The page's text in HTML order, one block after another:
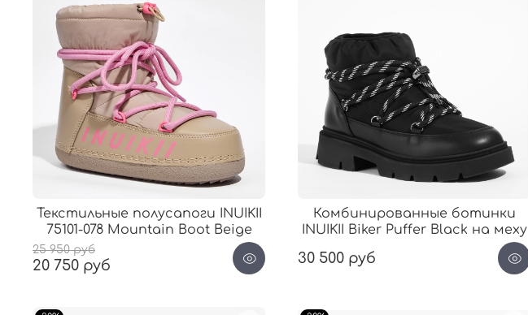
Текстильные полусапоги INUIKII
75101-078 Mountain Boot Beige
25 950 руб
20 750 руб
Комбинированные ботинки
INUIKII Biker Puffer Black на меху
30 500 руб